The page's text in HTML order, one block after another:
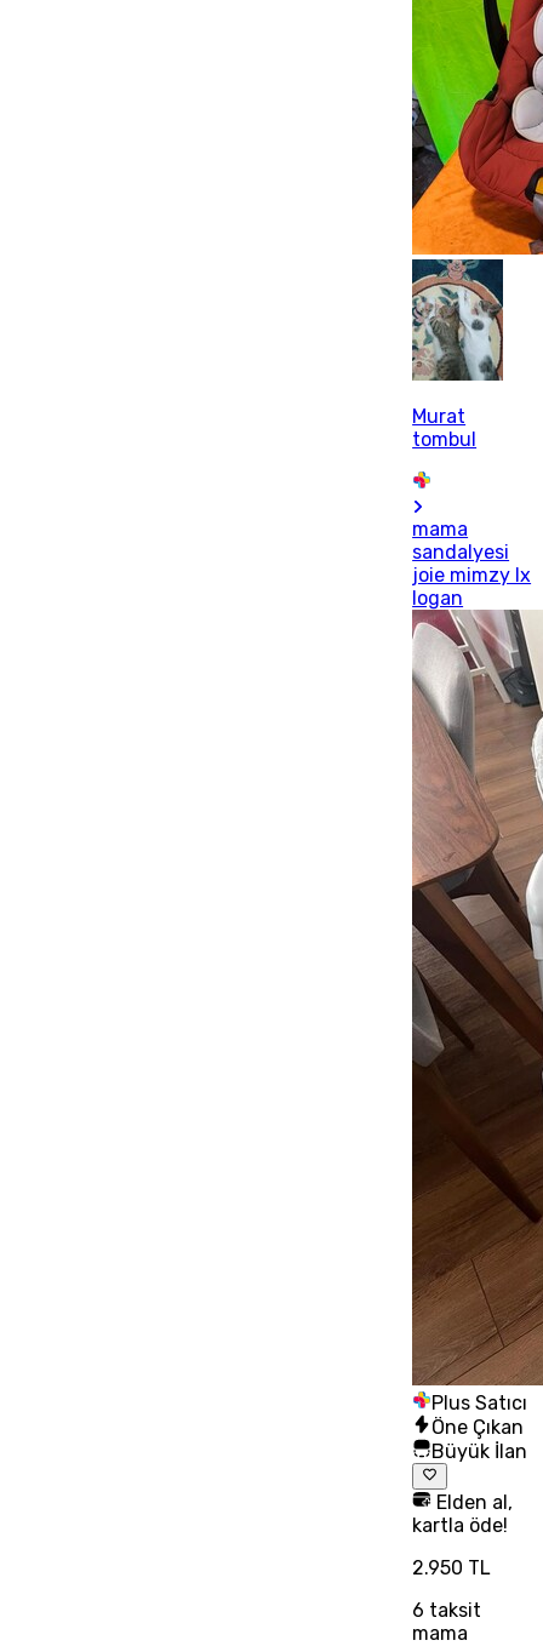
Murat
tombul
mama
sandalyesi
joie mimzy lx
logan
Plus Satıcı
Öne Çıkan
Büyük İlan
Elden al,
kartla öde!
2.950 TL
6 taksit
mama